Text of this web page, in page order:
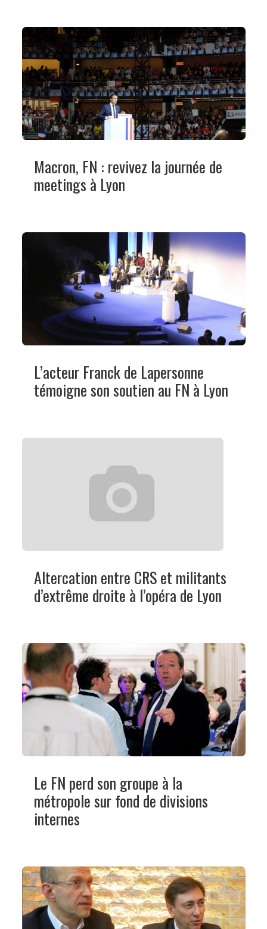
Macron, FN : revivez la journée de
meetings à Lyon
L’acteur Franck de Lapersonne
témoigne son soutien au FN à Lyon
Altercation entre CRS et militants
d’extrême droite à l’opéra de Lyon
Le FN perd son groupe à la
métropole sur fond de divisions
internes